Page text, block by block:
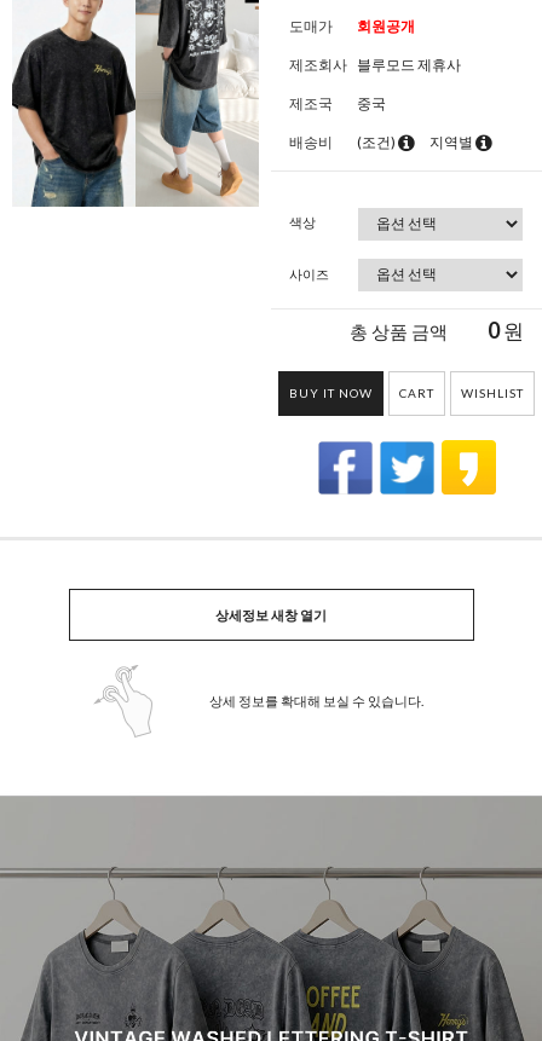
도매가 회원공개
제조회사 블루모드 제휴사
제조국 중국
배송비 (조건) 지역별
색상
사이즈
총 상품 금액 0원
BUY IT NOW CART WISHLIST
상세정보 새창 열기
상세 정보를 확대해 보실 수 있습니다.